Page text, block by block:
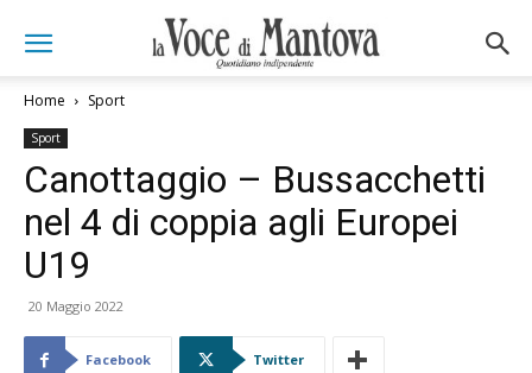
Home Sport
Sport
Canottaggio – Bussacchetti
nel 4 di coppia agli Europei
U19
20 Maggio 2022
Facebook Twitter